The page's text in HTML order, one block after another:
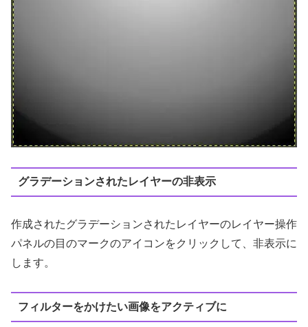
グラデーションされたレイヤーの非表示
作成されたグラデーションされたレイヤーのレイヤー操作
パネルの目のマークのアイコンをクリックして、非表示に
します。
フィルターをかけたい画像をアクティブに